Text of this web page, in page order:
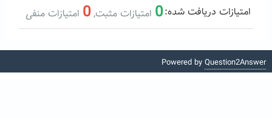
امتیازات دریافت شده:0 امتیازات مثبت,0 امتیازات منفی
Powered by Question2Answer